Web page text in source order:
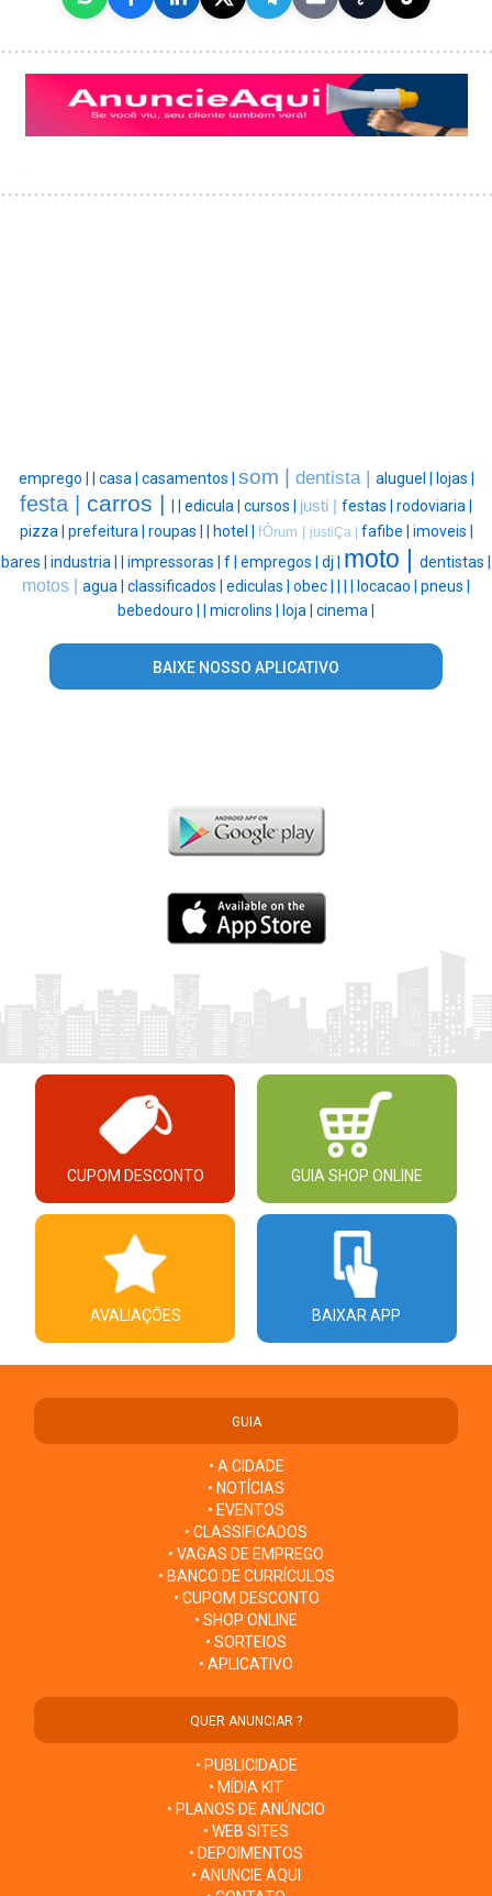
emprego | | casa | casamentos | som | dentista | aluguel | lojas |
festa | carros | | | edicula | cursos | justi | festas | rodoviaria |
pizza | prefeitura | roupas | | hotel | fÓrum | justiÇa | fafibe | imoveis |
bares | industria | | impressoras | f | empregos | dj | moto | dentistas |
motos | agua | classificados | ediculas | obec | | | | locacao | pneus |
bebedouro | | microlins | loja | cinema |
BAIXE NOSSO APLICATIVO
CUPOM DESCONTO GUIA SHOP ONLINE
AVALIAÇÕES BAIXAR APP
GUIA
• A CIDADE
• NOTÍCIAS
• EVENTOS
• CLASSIFICADOS
• VAGAS DE EMPREGO
• BANCO DE CURRÍCULOS
• CUPOM DESCONTO
• SHOP ONLINE
• SORTEIOS
• APLICATIVO
QUER ANUNCIAR ?
• PUBLICIDADE
• MÍDIA KIT
• PLANOS DE ANÚNCIO
• WEB SITES
• DEPOIMENTOS
• ANUNCIE AQUI